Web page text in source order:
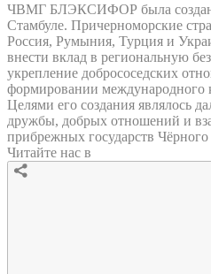
ЧВМГ БЛЭКСИФОР была создана
Стамбуле. Причерноморские
Россия, Румыния, Турция и
внести вклад в региональную
укрепление добрососедских
формировании международного
Целями его создания являлось
дружбы, добрых отношений и
прибрежных государств Чёрного
Читайте нас в